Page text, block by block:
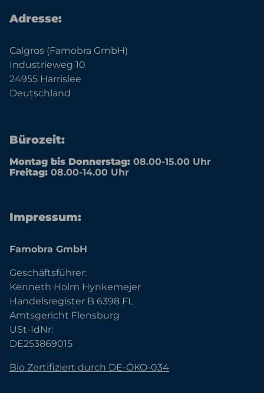
Adresse:
Calgros (Famobra GmbH)
Industrieweg 10
24955 Harrislee
Deutschland
Bürozeit:
Montag bis Donnerstag: 08.00-15.00 Uhr
Freitag: 08.00-14.00 Uhr
Impressum:
Famobra GmbH
Geschäftsführer:
Kenneth Holm Hynkemejer
Handelsregister B 6398 FL
Amtsgericht Flensburg
USt-IdNr:
DE253869015
Bio Zertifiziert durch DE-ÖKO-034